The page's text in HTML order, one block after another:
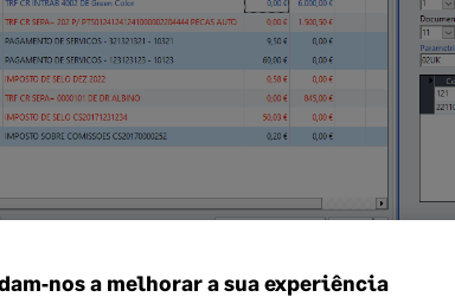
a melhorar a sua experiência